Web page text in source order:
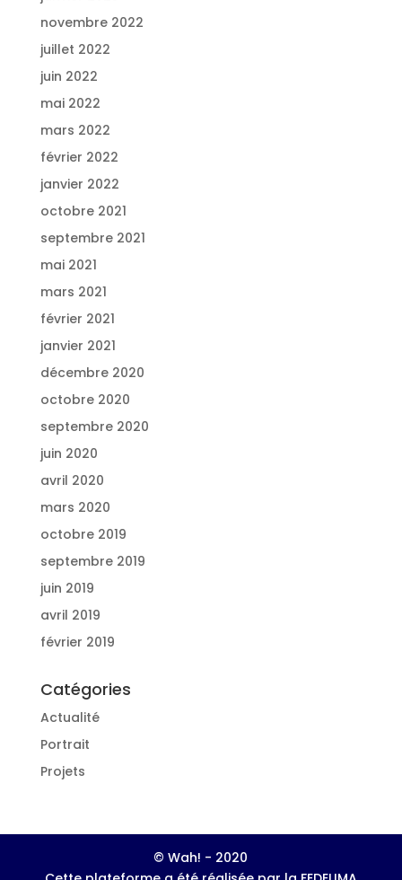
novembre 2022
juillet 2022
juin 2022
mai 2022
mars 2022
février 2022
janvier 2022
octobre 2021
septembre 2021
mai 2021
mars 2021
février 2021
janvier 2021
décembre 2020
octobre 2020
septembre 2020
juin 2020
avril 2020
mars 2020
octobre 2019
septembre 2019
juin 2019
avril 2019
février 2019
Catégories
Actualité
Portrait
Projets
© Wah! - 2020